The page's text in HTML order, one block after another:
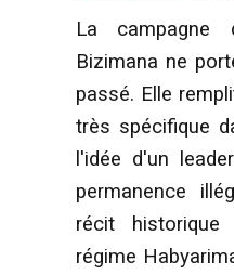
La campagne
Bizimana ne
passé. Elle
très spécifique
l'idée d'un
permanence
récit
régime